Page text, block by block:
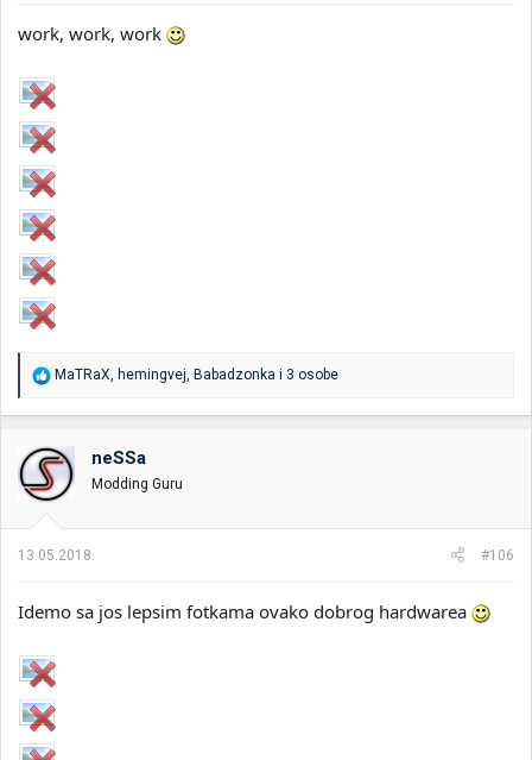
work, work, work
R
o
v
a
n
:
MaTRaX hemingvej Babadzonka i 3 osobe
neSSa
Modding Guru
13.05.2018. #106
Idemo sa jos lepsim fotkama ovako dobrog hardwarea